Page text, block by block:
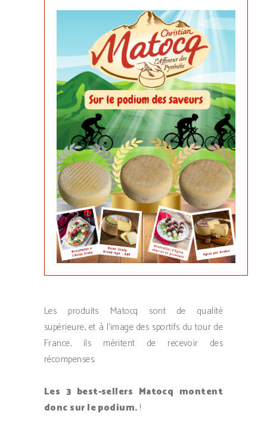
Les produits Matocq sont de qualité
supérieure, et à l’image des sportifs du tour de
France, ils méritent de recevoir des
récompenses.
Les 3 best-sellers Matocq montent
donc sur le podium. !